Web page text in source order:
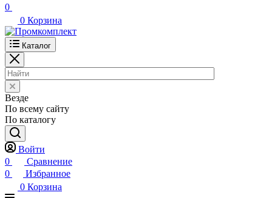
0
0 Корзина
Каталог
Везде
По всему сайту
По каталогу
Войти
0
Сравнение
0
Избранное
0 Корзина